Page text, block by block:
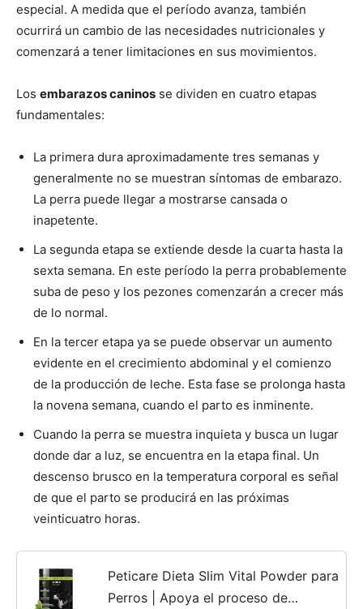
Perros
–
Fotos
especial. A medida que el período avanza, también
ocurrirá un cambio de las necesidades nutricionales y
comenzará a tener limitaciones en sus movimientos.
Los embarazos caninos se dividen en cuatro etapas
fundamentales:
La primera dura aproximadamente tres semanas y
generalmente no se muestran síntomas de embarazo.
La perra puede llegar a mostrarse cansada o
inapetente.
La segunda etapa se extiende desde la cuarta hasta la
sexta semana. En este período la perra probablemente
suba de peso y los pezones comenzarán a crecer más
de lo normal.
En la tercer etapa ya se puede observar un aumento
evidente en el crecimiento abdominal y el comienzo
de la producción de leche. Esta fase se prolonga hasta
la novena semana, cuando el parto es inminente.
Cuando la perra se muestra inquieta y busca un lugar
donde dar a luz, se encuentra en la etapa final. Un
descenso brusco en la temperatura corporal es señal
de que el parto se producirá en las próximas
veinticuatro horas.
Peticare Dieta Slim Vital Powder para
Perros | Apoya el proceso de